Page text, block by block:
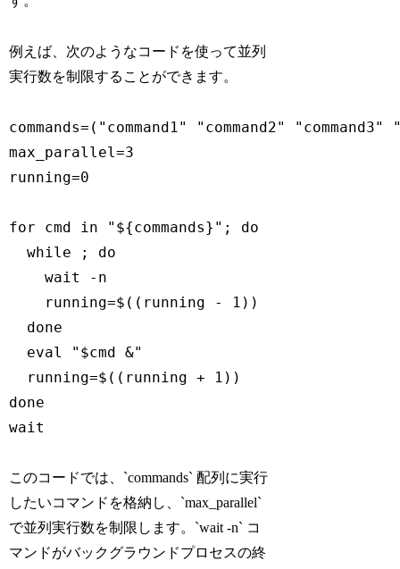
例えば、次のようなコードを使って並列
実行数を制限することができます。
commands=("command1" "command2" "command3"
max_parallel=3
running=0
for cmd in "${commands}"; do
  while ; do
    wait -n
    running=$((running - 1))
  done
  eval "$cmd &"
  running=$((running + 1))
done
このコードでは、`commands` 配列に実行
したいコマンドを格納し、`max_parallel`
で並列実行数を制限します。`wait -n` コ
マンドがバックグラウンドプロセスの終